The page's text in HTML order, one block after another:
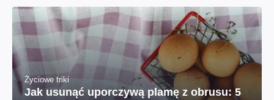
Życiowe triki
Jak usunąć uporczywą plamę z obrusu: 5